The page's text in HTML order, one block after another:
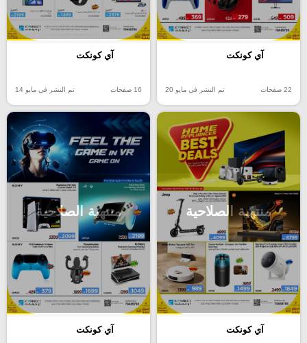
آي كونكت
22 صفحات تم النشر في مايو 20
آي كونكت
16 صفحات تم النشر في مايو 14
منتهية الصلاحية
آي كونكت
منتهية الصلاحية
آي كونكت